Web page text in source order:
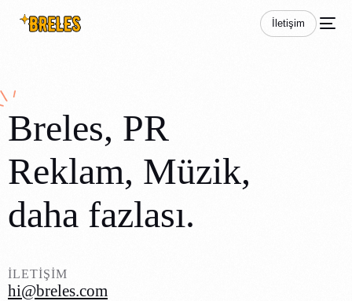
İletişim
Breles, PR
Reklam, Müzik,
daha fazlası.
İLETIŞIM
hi@breles.com